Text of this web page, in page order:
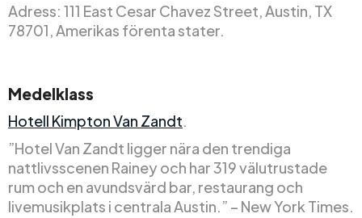
Adress: 111 East Cesar Chavez Street, Austin, TX
78701, Amerikas förenta stater.
Medelklass
Hotell Kimpton Van Zandt
”Hotel Van Zandt ligger nära den trendiga
nattlivsscenen Rainey och har 319 välutrustade
rum och en avundsvärd bar, restaurang och
livemusikplats i centrala Austin.” – New York Times.